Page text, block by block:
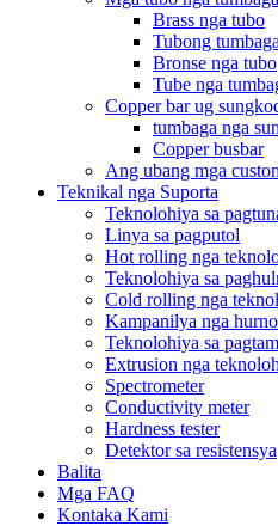
Brass nga tubo
Tubong tumbaga
Bronse nga tubo
Tube nga
Copper bar ug
tumbaga nga
Copper busbar
Ang ubang mga
Teknikal nga Suporta
Teknolohiya sa
Linya sa pagputol
Hot rolling nga
Teknolohiya sa
Cold rolling nga
Kampanilya nga
Teknolohiya sa
Extrusion nga
Spectrometer
Conductivity meter
Hardness tester
Detektor sa resistensya
Balita
Mga FAQ
Kontaka Kami